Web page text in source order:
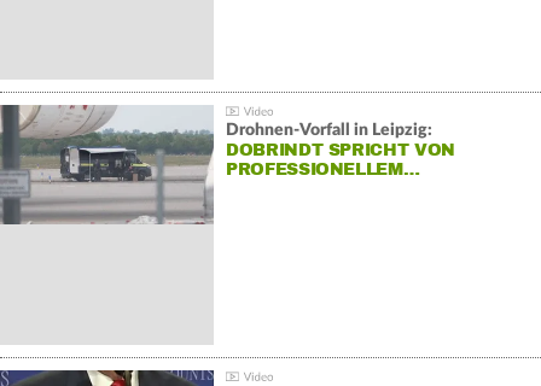
Drohnen-Vorfall in Leipzig:
DOBRINDT SPRICHT VON
PROFESSIONELLEM…